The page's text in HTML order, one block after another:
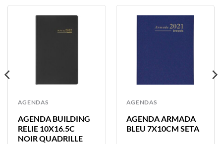
AGENDAS
AGENDA BUILDING
RELIE 10X16.5C
NOIR QUADRILLE
AGENDAS
AGENDA ARMADA
BLEU 7X10CM SETA